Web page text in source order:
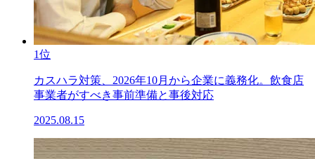
1位
カスハラ対策、2026年10月から企業に義務化。飲食店
事業者がすべき事前準備と事後対応
2025.08.15